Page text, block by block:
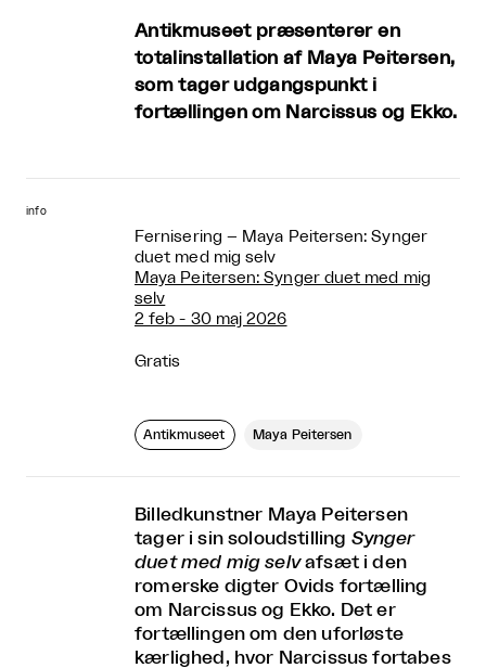
Antikmuseet præsenterer en
totalinstallation af Maya Peitersen,
som tager udgangspunkt i
fortællingen om Narcissus og Ekko.
info
Fernisering – Maya Peitersen: Synger
duet med mig selv
Maya Peitersen: Synger duet med mig
selv
2 feb - 30 maj 2026
Gratis
Antikmuseet Maya Peitersen
Billedkunstner Maya Peitersen
tager i sin soloudstilling Synger
duet med mig selvafsæt i den
romerske digter Ovids fortælling
om Narcissus og Ekko. Det er
fortællingen om den uforløste
kærlighed, hvor Narcissus fortabes